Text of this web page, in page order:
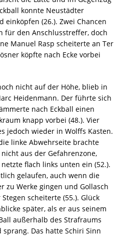
konnte Neustädter
einköpfen (26.). Zwei Chancen
für den Anschlusstreffer, doch
Manuel Rasp scheiterte an Ter
köpfte nach Ecke vorbei
nicht auf der Höhe, blieb in
Heidenmann. Der führte sich
nach Eckball einen
knapp vorbei (48.). Vier
jedoch wieder in Wolffs Kasten.
linke Abwehrseite brachte
aus der Gefahrenzone,
flach links unten ein (52.).
gelaufen, auch wenn die
zu Werke gingen und Gollasch
scheiterte (55.). Glück
später, als er aus seinem
außerhalb des Strafraums
Das hatte Schiri Sinn